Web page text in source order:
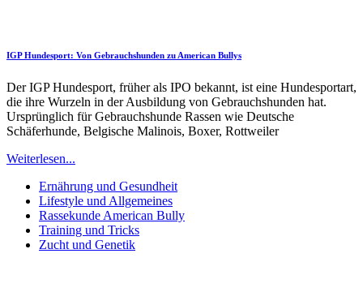
IGP Hundesport: Von Gebrauchshunden zu American Bullys
Der IGP Hundesport, früher als IPO bekannt, ist eine Hundesportart,
die ihre Wurzeln in der Ausbildung von Gebrauchshunden hat.
Ursprünglich für Gebrauchshunde Rassen wie Deutsche
Schäferhunde, Belgische Malinois, Boxer, Rottweiler
Weiterlesen...
Ernährung und Gesundheit
Lifestyle und Allgemeines
Rassekunde American Bully
Training und Tricks
Zucht und Genetik